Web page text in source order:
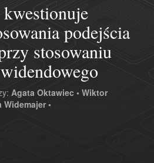
podejścia
stosowaniu
Agata Oktawiec • Wiktor
•